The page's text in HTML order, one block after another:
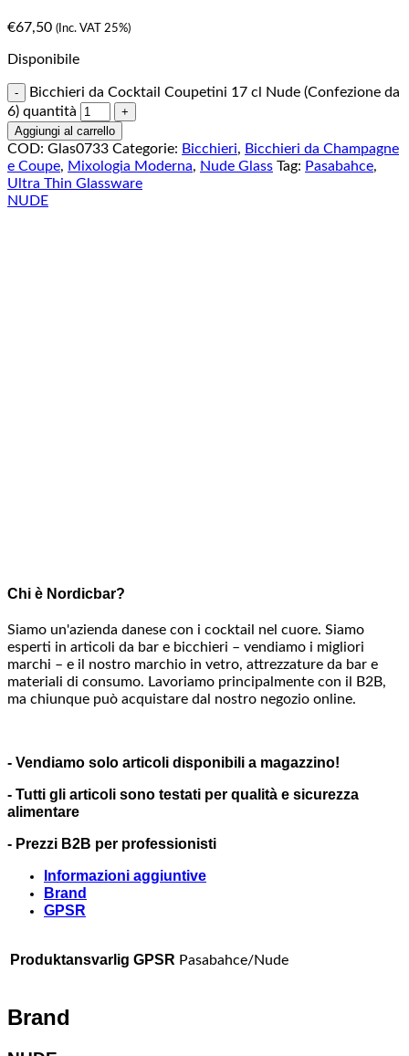
€67,50 (Inc. VAT 25%)
Disponibile
Bicchieri da Cocktail Coupetini 17 cl Nude (Confezione da
6) quantità
Aggiungi al carrello
COD: Glas0733 Categorie: Bicchieri, Bicchieri da Champagne
e Coupe, Mixologia Moderna, Nude Glass Tag: Pasabahce,
Ultra Thin Glassware
NUDE
Chi è Nordicbar?
Siamo un'azienda danese con i cocktail nel cuore. Siamo
esperti in articoli da bar e bicchieri – vendiamo i migliori
marchi – e il nostro marchio in vetro, attrezzature da bar e
materiali di consumo. Lavoriamo principalmente con il B2B,
ma chiunque può acquistare dal nostro negozio online.
- Vendiamo solo articoli disponibili a magazzino!
- Tutti gli articoli sono testati per qualità e sicurezza
alimentare
- Prezzi B2B per professionisti
Informazioni aggiuntive
Brand
GPSR
Produktansvarlig GPSR Pasabahce/Nude
Brand